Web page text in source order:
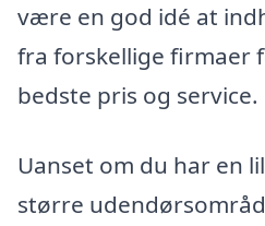
være en god idé at
fra forskellige firmaer
bedste pris og service.
Uanset om du har en
større